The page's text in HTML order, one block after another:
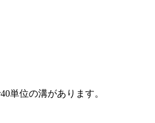
単位の溝があります。